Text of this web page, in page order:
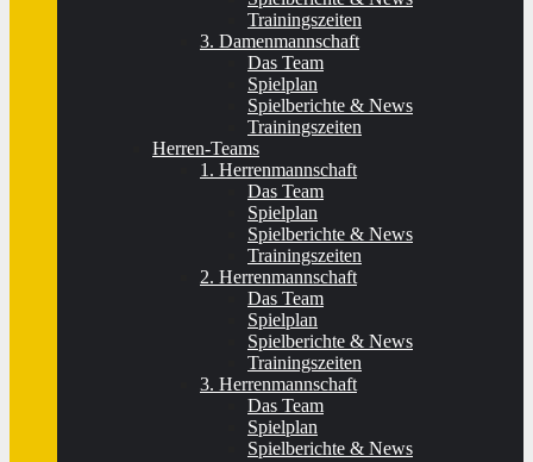
Trainingszeiten
3. Damenmannschaft
Das Team
Spielplan
Spielberichte & News
Trainingszeiten
Herren-Teams
1. Herrenmannschaft
Das Team
Spielplan
Spielberichte & News
Trainingszeiten
2. Herrenmannschaft
Das Team
Spielplan
Spielberichte & News
Trainingszeiten
3. Herrenmannschaft
Das Team
Spielplan
Spielberichte & News